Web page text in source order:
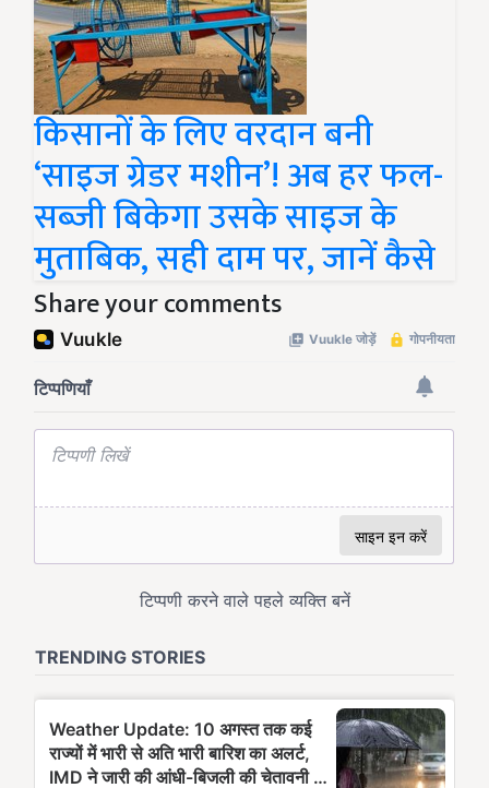
किसानों के लिए वरदान बनी
‘साइज ग्रेडर मशीन’! अब हर फल-
सब्जी बिकेगा उसके साइज के
मुताबिक, सही दाम पर, जानें कैसे
Share your comments